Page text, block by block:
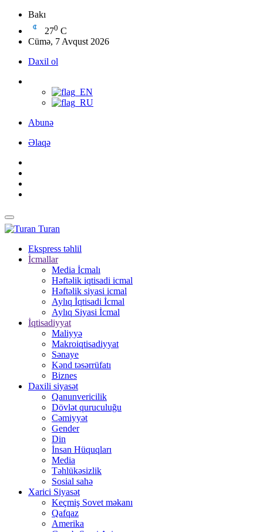
Bakı
270 C
Cümə, 7 Avqust 2026
Daxil ol
Abunə
Əlaqə
Turan
Ekspress təhlil
İcmallar
Media İcmalı
Həftəlik iqtisadi icmal
Həftəlik siyasi icmal
Aylıq İqtisadi İcmal
Aylıq Siyasi İcmal
İqtisadiyyat
Maliyyə
Makroiqtisadiyyat
Sənaye
Kənd təsərrüfatı
Biznes
Daxili siyasət
Qanunvericilik
Dövlət quruculuğu
Cəmiyyət
Gender
Din
İnsan Hüquqları
Media
Təhlükəsizlik
Sosial sahə
Xarici Siyasət
Keçmiş Sovet məkanı
Qafqaz
Amerika